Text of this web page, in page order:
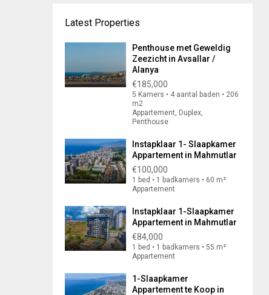
Latest Properties
Penthouse met Geweldig
Zeezicht in Avsallar /
Alanya
€185,000
5 Kamers • 4 aantal baden • 206
m2
Appartement, Duplex,
Penthouse
Instapklaar 1- Slaapkamer
Appartement in Mahmutlar
€100,000
1 bed • 1 badkamers • 60 m²
Appartement
Instapklaar 1-Slaapkamer
Appartement in Mahmutlar
€84,000
1 bed • 1 badkamers • 55 m²
Appartement
1-Slaapkamer
Appartement te Koop in